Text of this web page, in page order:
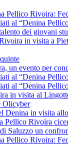
Pellico Rivoira:
al “Denina
dei giovani
in visita a
un evento per
al “Denina
al “Denina
in visita al
Olicyber
Denina in visita
Pellico Rivoira
Saluzzo un
Pellico Rivoira: